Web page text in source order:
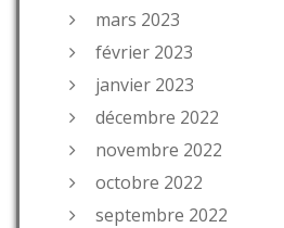
mars 2023
février 2023
janvier 2023
décembre 2022
novembre 2022
octobre 2022
septembre 2022